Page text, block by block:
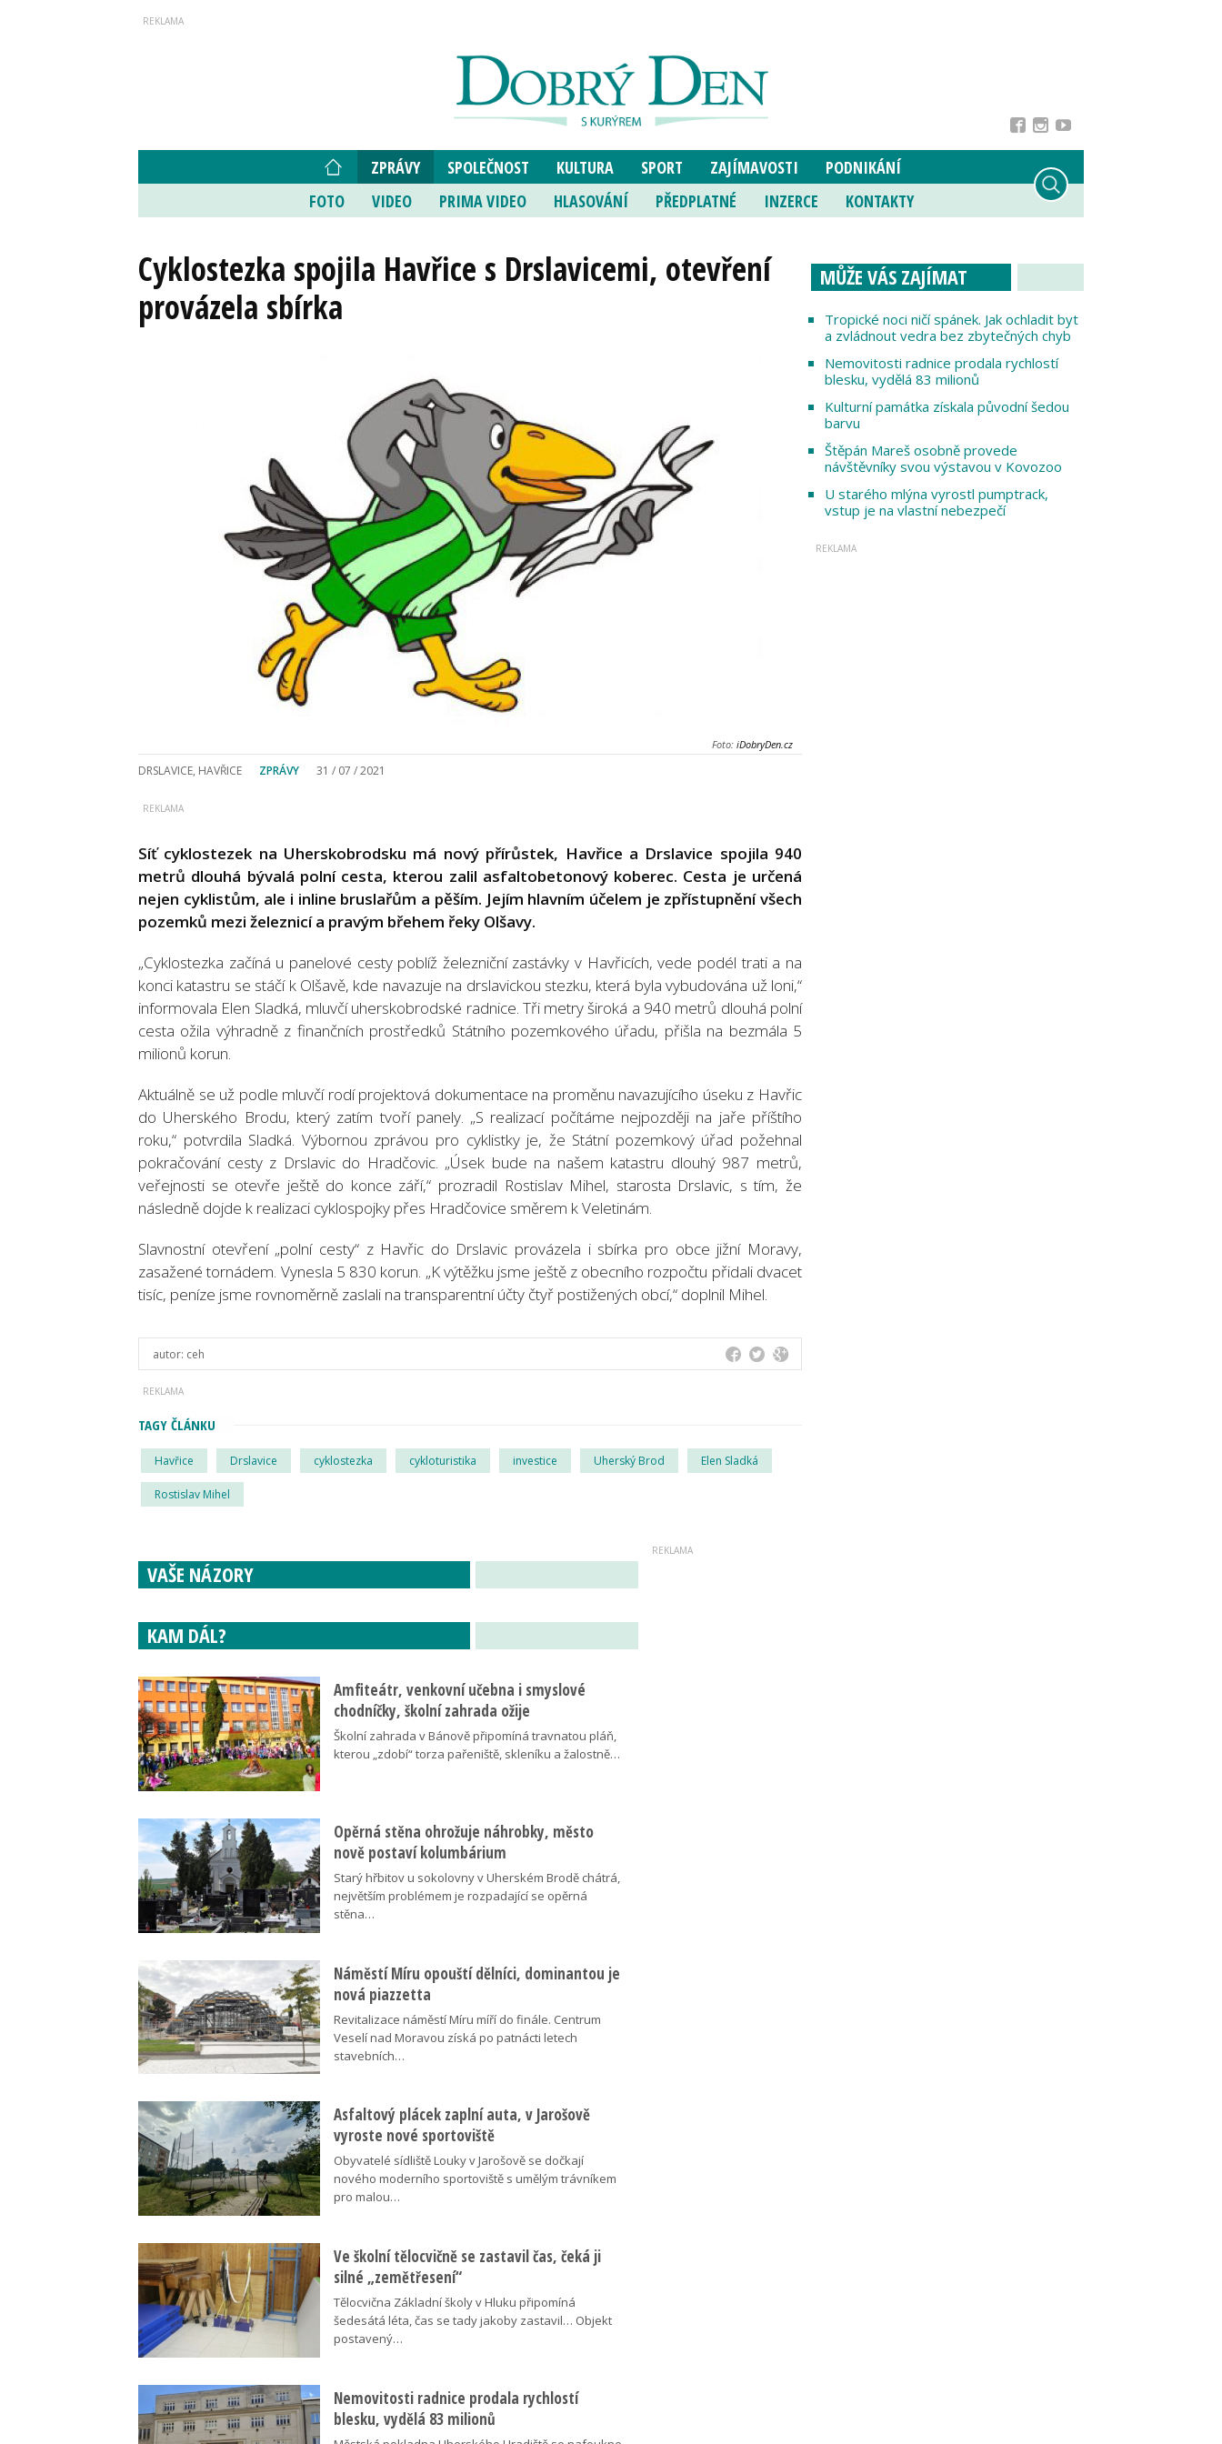
ZPRÁVY SPOLEČNOST KULTURA SPORT ZAJÍMAVOSTI
PODNIKÁNÍ
FOTO
VIDEO PRIMA VIDEO HLASOVÁNÍ PŘEDPLATNÉ INZERCE KONTAKTY
Cyklostezka spojila Havřice s Drslavicemi, otevření
provázela sbírka
Foto: iDobryDen.cz
DRSLAVICE, HAVŘICE ZPRÁVY 31 / 07 / 2021
Síť cyklostezek na Uherskobrodsku má nový přírůstek, Havřice a Drslavice spojila 940
metrů dlouhá bývalá polní cesta, kterou zalil asfaltobetonový koberec. Cesta je určená
nejen cyklistům, ale i inline bruslařům a pěším. Jejím hlavním účelem je zpřístupnění všech
pozemků mezi železnicí a pravým břehem řeky Olšavy.
„Cyklostezka začíná u panelové cesty poblíž železniční zastávky v Havřicích, vede podél trati a na
konci katastru se stáčí k Olšavě, kde navazuje na drslavickou stezku, která byla vybudována už loni,“
informovala Elen Sladká, mluvčí uherskobrodské radnice. Tři metry široká a 940 metrů dlouhá polní
cesta ožila výhradně z finančních prostředků Státního pozemkového úřadu, přišla na bezmála 5
milionů korun.
Aktuálně se už podle mluvčí rodí projektová dokumentace na proměnu navazujícího úseku z Havřic
do Uherského Brodu, který zatím tvoří panely. „S realizací počítáme nejpozději na jaře příštího
roku,“ potvrdila Sladká. Výbornou zprávou pro cyklistky je, že Státní pozemkový úřad požehnal
pokračování cesty z Drslavic do Hradčovic. „Úsek bude na našem katastru dlouhý 987 metrů,
veřejnosti se otevře ještě do konce září,“ prozradil Rostislav Mihel, starosta Drslavic, s tím, že
následně dojde k realizaci cyklospojky přes Hradčovice směrem k Veletinám.
Slavnostní otevření „polní cesty“ z Havřic do Drslavic provázela i sbírka pro obce jižní Moravy,
zasažené tornádem. Vynesla 5 830 korun. „K výtěžku jsme ještě z obecního rozpočtu přidali dvacet
tisíc, peníze jsme rovnoměrně zaslali na transparentní účty čtyř postižených obcí,“ doplnil Mihel.
autor: ceh
TAGY ČLÁNKU
Havřice Drslavice cyklostezka cykloturistika investice Uherský Brod Elen Sladká
Rostislav Mihel
MŮŽE VÁS ZAJÍMAT
Tropické noci ničí spánek. Jak ochladit byt
a zvládnout vedra bez zbytečných chyb
Nemovitosti radnice prodala rychlostí
blesku, vydělá 83 milionů
Kulturní památka získala původní šedou
barvu
Štěpán Mareš osobně provede
návštěvníky svou výstavou v Kovozoo
U starého mlýna vyrostl pumptrack,
vstup je na vlastní nebezpečí
VAŠE NÁZORY
KAM DÁL?
Amfiteátr, venkovní učebna i smyslové
chodníčky, školní zahrada ožije
Školní zahrada v Bánově připomíná travnatou pláň,
kterou „zdobí“ torza pařeniště, skleníku a žalostně…
Opěrná stěna ohrožuje náhrobky, město
nově postaví kolumbárium
Starý hřbitov u sokolovny v Uherském Brodě chátrá,
největším problémem je rozpadající se opěrná
stěna…
Náměstí Míru opouští dělníci, dominantou je
nová piazzetta
Revitalizace náměstí Míru míří do finále. Centrum
Veselí nad Moravou získá po patnácti letech
stavebních…
Asfaltový plácek zaplní auta, v Jarošově
vyroste nové sportoviště
Obyvatelé sídliště Louky v Jarošově se dočkají
nového moderního sportoviště s umělým trávníkem
pro malou…
Ve školní tělocvičně se zastavil čas, čeká ji
silné „zemětřesení“
Tělocvična Základní školy v Hluku připomíná
šedesátá léta, čas se tady jakoby zastavil… Objekt
postavený…
Nemovitosti radnice prodala rychlostí
blesku, vydělá 83 milionů